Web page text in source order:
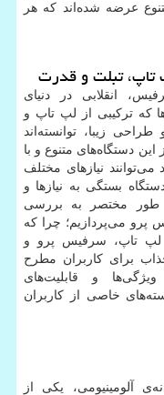
عرضه شده‌اند که هر
تبلت و قدرت
انقلابی در دنیای
که ترکیبی از لپ تاپ و
طراحی زیبا، توانسته‌اند
این دستگاه‌های متنوع و با
نیازهای مختلف
بستگی به نیازها و
طور مختصر به بررسی
می‌پردازیم؛ چرا که
لپ تاپ، سرفیس پرو و
برای کاربران مطرح
و قابلیت‌های
خاصی از کاربران
آلومینیومی، یکی از